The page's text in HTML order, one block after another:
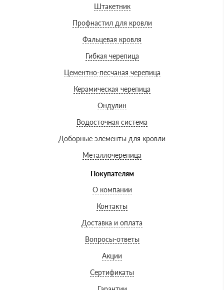
Штакетник
Профнастил для кровли
Фальцевая кровля
Гибкая черепица
Цементно-песчаная черепица
Керамическая черепица
Ондулин
Водосточная система
Доборные элементы для кровли
Металлочерепица
Покупателям
О компании
Контакты
Доставка и оплата
Вопросы-ответы
Акции
Сертификаты